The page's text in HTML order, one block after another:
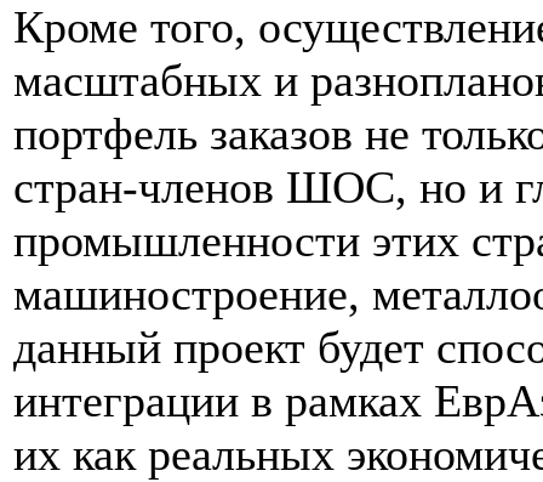
Кроме того,
масштабных и
портфель заказов не
стран-членов ШОС, но и
промышленности этих
машиностроение,
данный проект будет
интеграции в рамках
их как реальных